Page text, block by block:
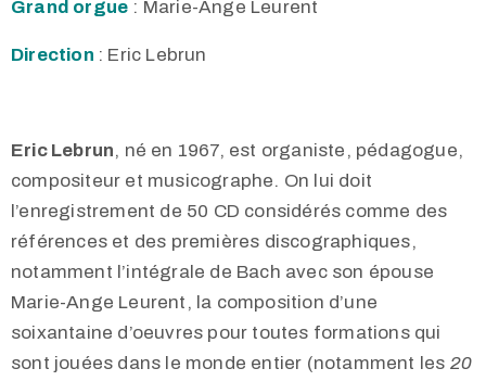
Grand orgue : Marie-Ange Leurent
Direction : Eric Lebrun
Eric Lebrun, né en 1967, est organiste, pédagogue,
compositeur et musicographe. On lui doit
l’enregistrement de 50 CD considérés comme des
références et des premières discographiques,
notamment l’intégrale de Bach avec son épouse
Marie-Ange Leurent, la composition d’une
soixantaine d’oeuvres pour toutes formations qui
sont jouées dans le monde entier (notamment les 20